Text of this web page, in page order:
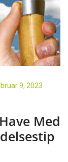
9, 2023
Med